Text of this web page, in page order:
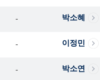
- 박소혜
- 이정민
- 박소연